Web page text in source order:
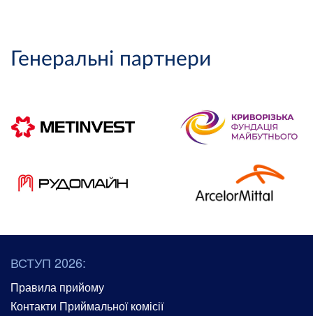
Генеральні партнери
ВСТУП 2026:
Правила прийому
Контакти Приймальної комісії